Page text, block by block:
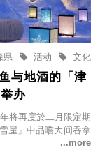
県 文化
活动
与地酒的「津
办
将再度於二月限定期
屋」中品嚐大间吞拿